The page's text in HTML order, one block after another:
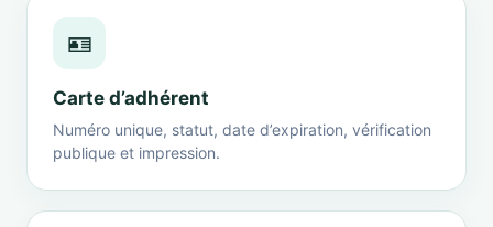
🪪
Carte d’adhérent
Numéro unique, statut, date d’expiration, vérification
publique et impression.